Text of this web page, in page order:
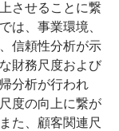
させることに繋
は、事業環境、
信頼性分析が示
財務尺度および
分析が行われ
度の向上に繋が
た、顧客関連尺